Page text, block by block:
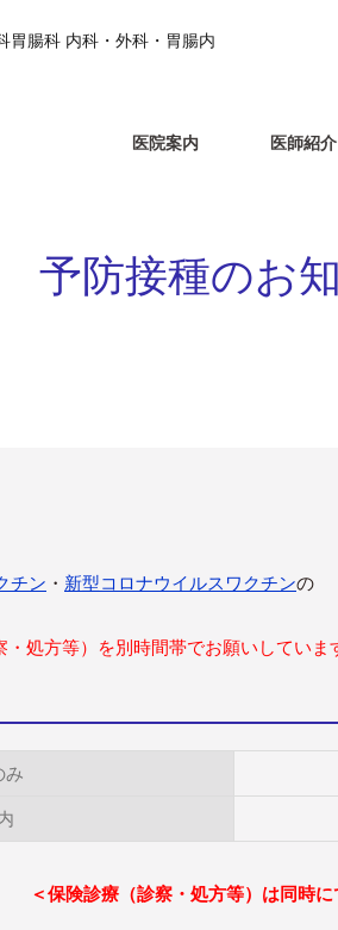
胃腸科 内科・外科・胃腸内
医院案内 医師紹介
予防接種のお
チン ・ 新型コロナウイルスワクチンの
処方等）を別時間帯でお願いしていま
み
＜保険診療（診察・処方等）は同時に